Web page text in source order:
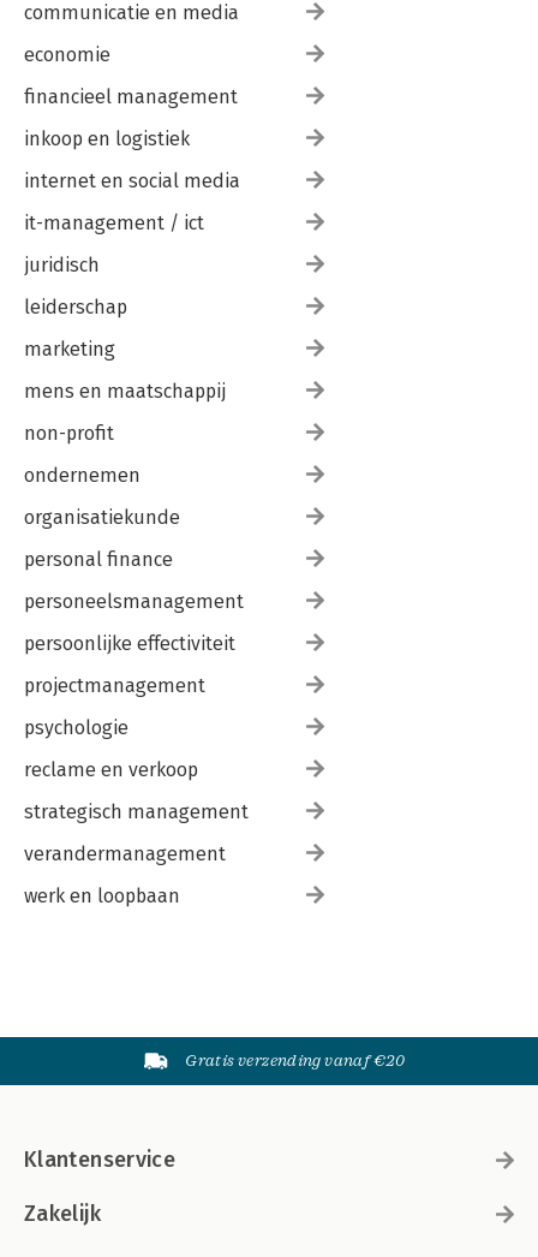
communicatie en media
economie
financieel management
inkoop en logistiek
internet en social media
it-management / ict
juridisch
leiderschap
marketing
mens en maatschappij
non-profit
ondernemen
organisatiekunde
personal finance
personeelsmanagement
persoonlijke effectiviteit
projectmanagement
psychologie
reclame en verkoop
strategisch management
verandermanagement
werk en loopbaan
Gratis verzending vanaf €20
Klantenservice
Zakelijk